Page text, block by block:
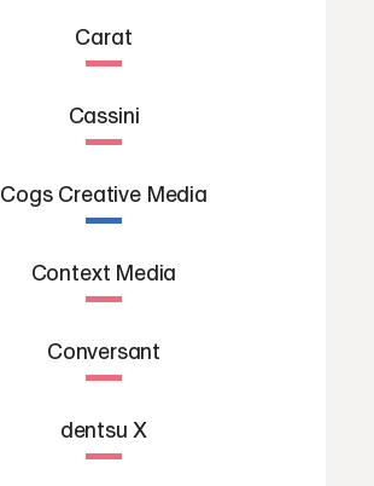
Carat
Cassini
Cogs Creative Media
Context Media
Conversant
dentsu X